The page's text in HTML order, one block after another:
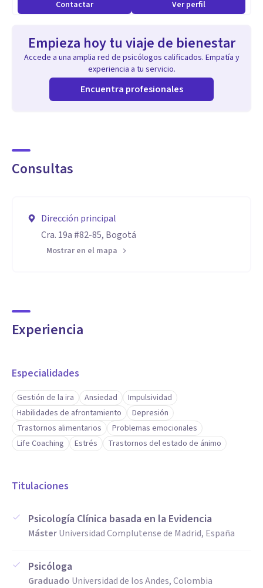
enfermedad médica, bajo estado de ánimo debido a la vejez,
solucionar problemas y problemas de sueño); problemas de
ansiedad y asociados al estrés (ansiedad generalizada,
ataques de pánico o crisis de angustia, agorafobia,
trastorno obsesivo compulsivo, fobia social, trastorno de
Contactar Ver perfil
Empieza hoy tu viaje de bienestar
Accede a una amplia red de psicólogos calificados. Empatía y
experiencia a tu servicio.
Encuentra profesionales
Consultas
Dirección principal
Cra. 19a #82-85, Bogotá
Mostrar en el mapa
Experiencia
Especialidades
Gestión de la ira Ansiedad
Impulsividad
Habilidades de afrontamiento
Depresión
Trastornos alimentarios
Problemas emocionales
Life Coaching
Estrés Trastornos del estado de ánimo
Titulaciones
Psicología Clínica basada en la Evidencia
MásterUniversidad Complutense de Madrid, España
Psicóloga
Graduado Universidad de los Andes, Colombia